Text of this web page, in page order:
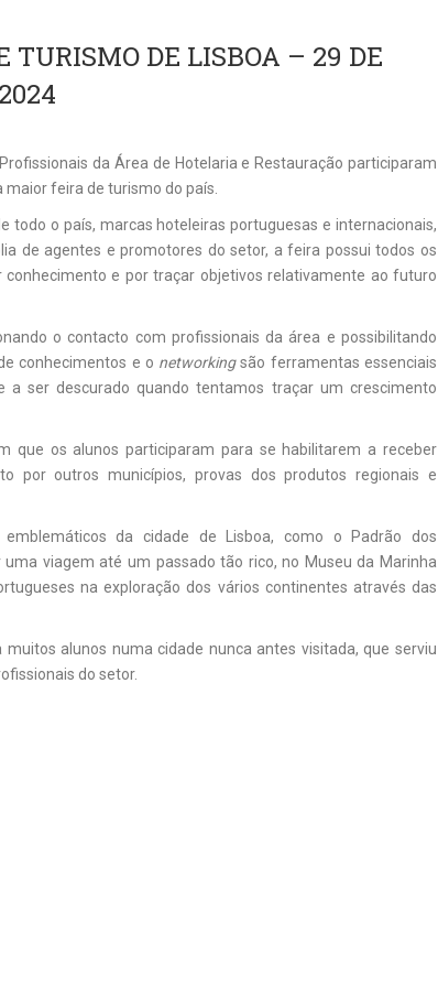
TURISMO DE LISBOA – 29 DE
da Área de Hotelaria e Restauração participaram
maior feira de turismo do país.
todo o país, marcas hoteleiras portuguesas e internacionais,
de agentes e promotores do setor, a feira possui todos os
e por traçar objetivos relativamente ao futuro
o contacto com profissionais da área e possibilitando
conhecimentos e o networkingsão ferramentas essenciais
ser descurado quando tentamos traçar um crescimento
que os alunos participaram para se habilitarem a receber
por outros municípios, provas dos produtos regionais e
da cidade de Lisboa, como o Padrão dos
viagem até um passado tão rico, no Museu da Marinha
na exploração dos vários continentes através das
alunos numa cidade nunca antes visitada, que serviu
do setor.